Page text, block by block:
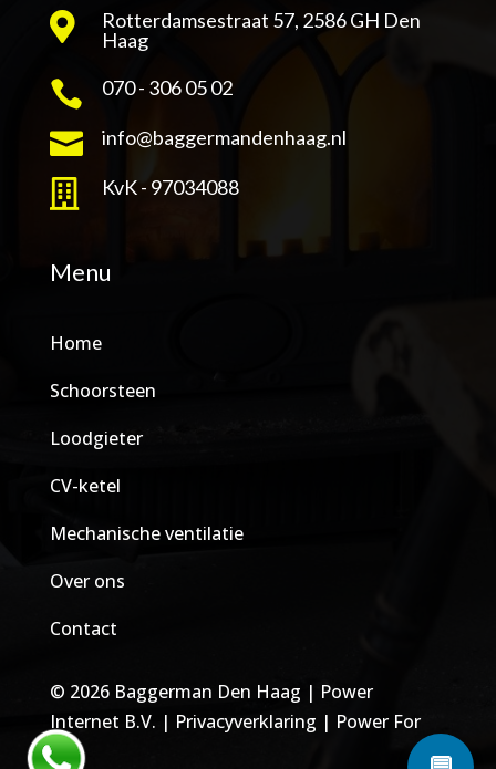

Rotterdamsestraat 57, 2586 GH Den
Haag
 070 - 306 05 02
 info@baggermandenhaag.nl
 KvK - 97034088
Menu
Home
Schoorsteen
Loodgieter
CV-ketel
Mechanische ventilatie
Over ons
Contact
© 2026 Baggerman Den Haag | Power
Internet B.V. | Privacyverklaring | Power For
Jobs